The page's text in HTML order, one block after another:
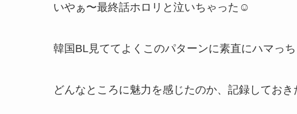
いやぁ〜最終話ホロリと泣いちゃった☺️
韓国BL見ててよくこのパターンに素直にハマっ
どんなところに魅力を感じたのか、記録しておき